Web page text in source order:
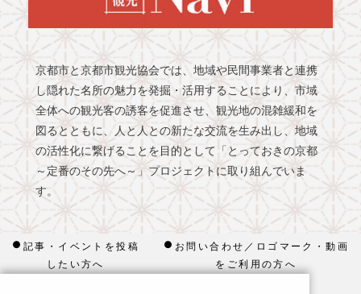
京都市と京都市観光協会では、地域や民間事業者と連携
し隠れた名所の魅力を発掘・活用することにより、市域
全体への観光客の誘客を促進させ、観光地の混雑緩和を
図るとともに、人と人との新たな交流を生み出し、地域
の活性化に繋げることを目的として「とっておきの京都
～定番のその先へ～」プロジェクトに取り組んでいま
す。
記事・イベントを投稿
したい方へ
お問い合わせ／ロゴマーク・動画
をご利用の方へ